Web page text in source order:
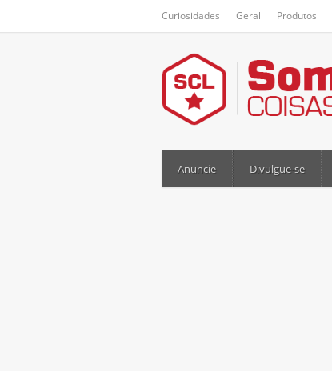
Curiosidades Geral Produtos
Anuncie Divulgue-se